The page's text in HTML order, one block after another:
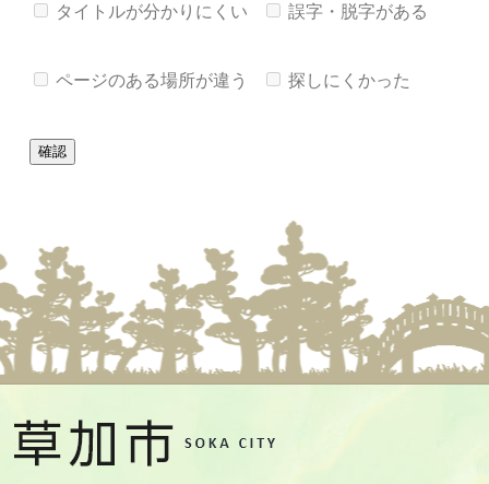
タイトルが分かりにくい 誤字・脱字がある
ページのある場所が違う 探しにくかった